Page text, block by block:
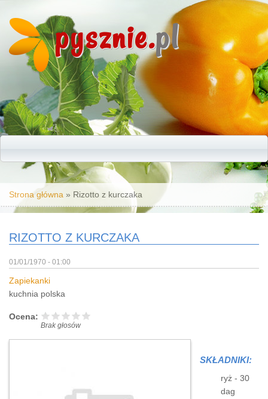
pysznie.pl
Jesteś tutaj
Strona główna » Rizotto z kurczaka
RIZOTTO Z KURCZAKA
01/01/1970 - 01:00
Zapiekanki
kuchnia polska
Ocena:
Brak głosów
SKŁADNIKI:
ryż - 30
dag